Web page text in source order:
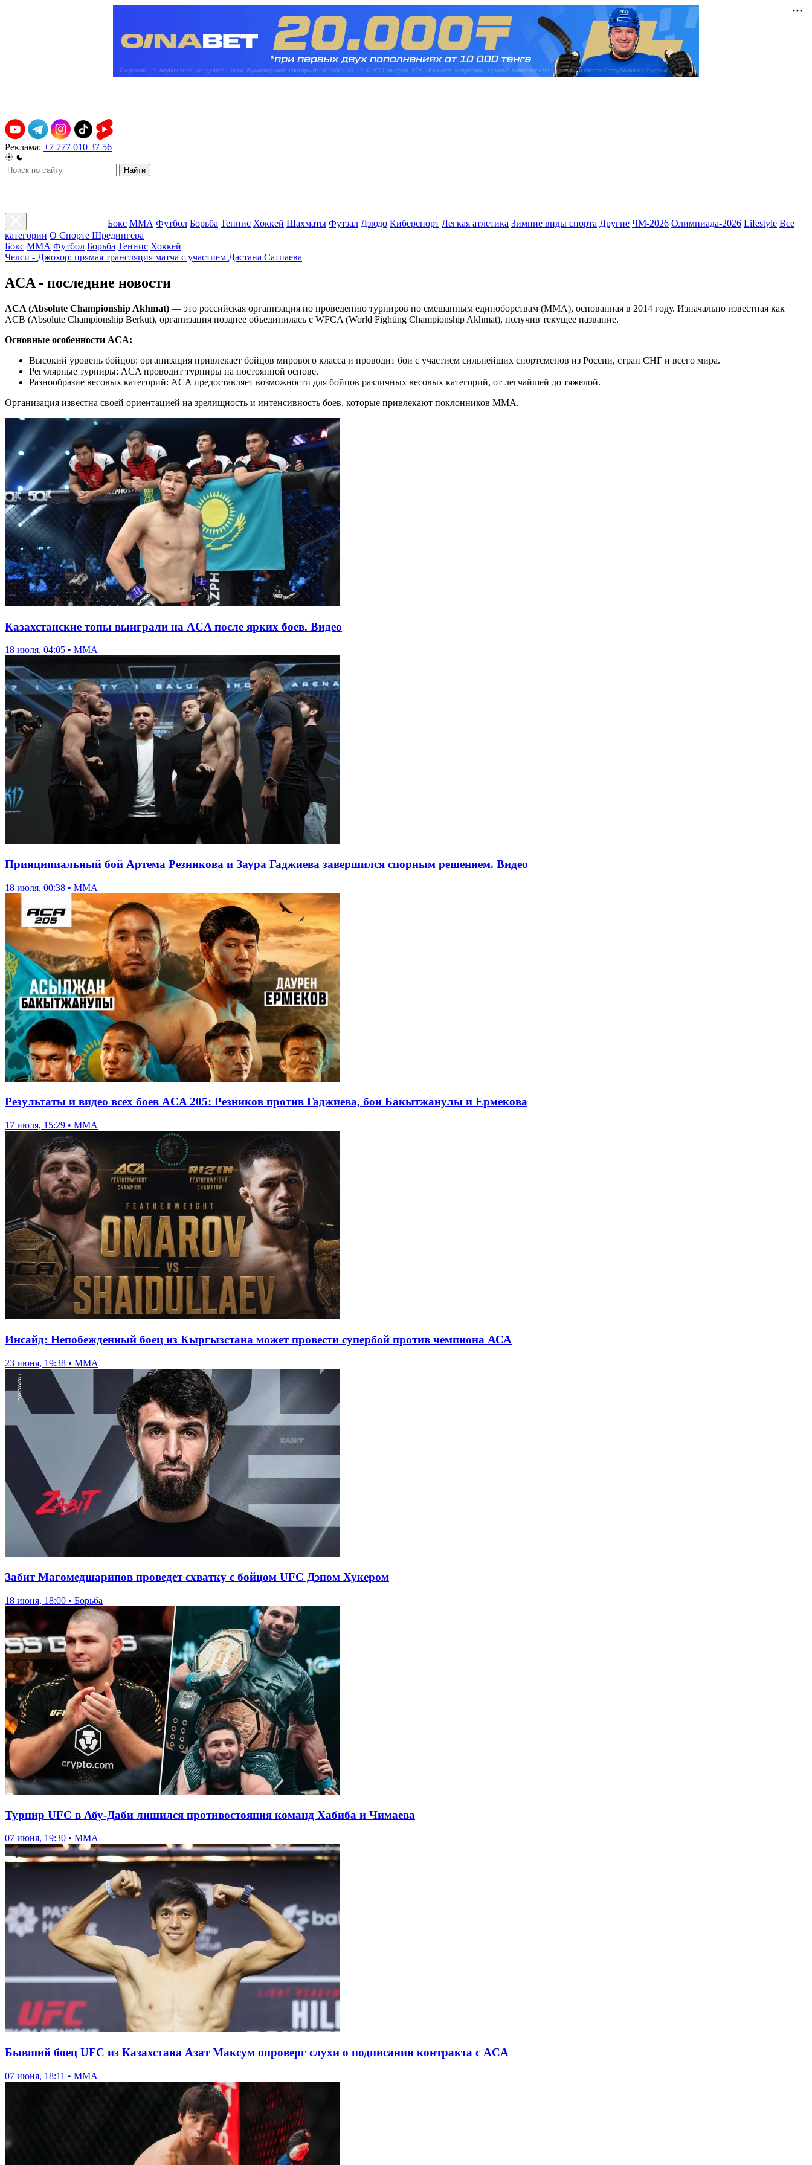
Реклама: +7 777 010 37 56
Найти
Бокс ММА Футбол Борьба Теннис Хоккей Шахматы Футзал Дзюдо Киберспорт Легкая атлетика Зимние виды спорта Другие ЧМ-2026 Олимпиада-2026 Lifestyle Все
категории О Спорте Шредингера
Бокс ММА Футбол Борьба Теннис Хоккей
Челси - Джохор: прямая трансляция матча с участием Дастана Сатпаева
ACA - последние новости
ACA (Absolute Championship Akhmat) — это российская организация по проведению турниров по смешанным единоборствам (ММА), основанная в 2014 году. Изначально известная как
ACB (Absolute Championship Berkut), организация позднее объединилась с WFCA (World Fighting Championship Akhmat), получив текущее название.
Основные особенности ACA:
Высокий уровень бойцов: организация привлекает бойцов мирового класса и проводит бои с участием сильнейших спортсменов из России, стран СНГ и всего мира.
Регулярные турниры: ACA проводит турниры на постоянной основе.
Разнообразие весовых категорий: ACA предоставляет возможности для бойцов различных весовых категорий, от легчайшей до тяжелой.
Организация известна своей ориентацией на зрелищность и интенсивность боев, которые привлекают поклонников ММА.
Казахстанские топы выиграли на ACA после ярких боев. Видео
18 июля, 04:05 • ММА
Принципиальный бой Артема Резникова и Заура Гаджиева завершился спорным решением. Видео
18 июля, 00:38 • ММА
Результаты и видео всех боев ACA 205: Резников против Гаджиева, бои Бакытжанулы и Ермекова
17 июля, 15:29 • ММА
Инсайд: Непобежденный боец из Кыргызстана может провести супербой против чемпиона АСА
23 июня, 19:38 • ММА
Забит Магомедшарипов проведет схватку с бойцом UFC Дэном Хукером
18 июня, 18:00 • Борьба
Турнир UFC в Абу-Даби лишился противостояния команд Хабиба и Чимаева
07 июня, 19:30 • ММА
Бывший боец UFC из Казахстана Азат Максум опроверг слухи о подписании контракта с ACA
07 июня, 18:11 • ММА